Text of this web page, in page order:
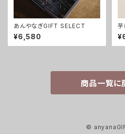
あんやなぎGIFT SELECT
¥6,580
芋
商品一覧に
©